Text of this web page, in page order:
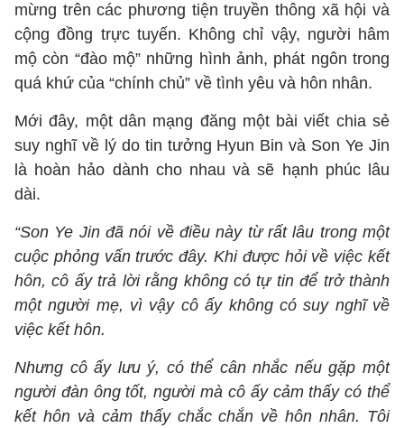
mừng trên các phương tiện truyền thông xã hội và
cộng đồng trực tuyến. Không chỉ vậy, người hâm
mộ còn “đào mộ” những hình ảnh, phát ngôn trong
quá khứ của “chính chủ” về tình yêu và hôn nhân.
Mới đây, một dân mạng đăng một bài viết chia sẻ
suy nghĩ về lý do tin tưởng Hyun Bin và Son Ye Jin
là hoàn hảo dành cho nhau và sẽ hạnh phúc lâu
dài.
“Son Ye Jin đã nói về điều này từ rất lâu trong một
cuộc phỏng vấn trước đây. Khi được hỏi về việc kết
hôn, cô ấy trả lời rằng không có tự tin để trở thành
một người mẹ, vì vậy cô ấy không có suy nghĩ về
việc kết hôn.
Nhưng cô ấy lưu ý, có thể cân nhắc nếu gặp một
người đàn ông tốt, người mà cô ấy cảm thấy có thể
kết hôn và cảm thấy chắc chắn về hôn nhân. Tôi